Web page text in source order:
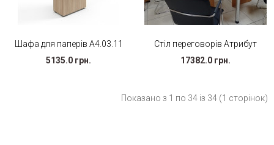
Шафа для паперів А4.03.11
5135.0 грн.
Стіл переговорів Атрибут
17382.0 грн.
Показано з 1 по 34 із 34 (1 сторінок)